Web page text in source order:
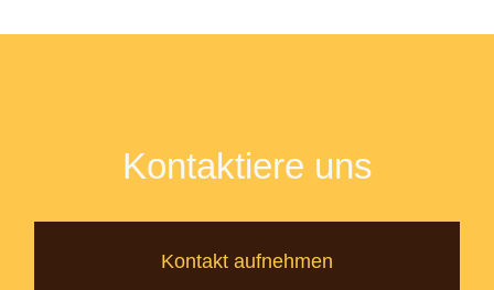
Kontaktiere uns
Kontakt aufnehmen